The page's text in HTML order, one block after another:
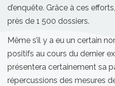
d’enquête. Grâce à ces
près de 1 500 dossiers.
Même s’il y a eu un certain
positifs au cours du dernier
présentera certainement sa
répercussions des mesures